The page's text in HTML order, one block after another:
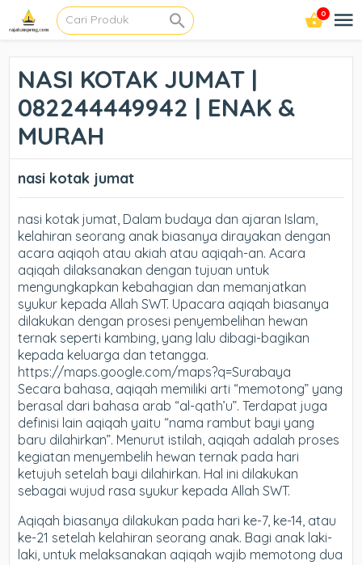
0
NASI KOTAK JUMAT |
082244449942 | ENAK &
MURAH
nasi kotak jumat
nasi kotak jumat, Dalam budaya dan ajaran Islam,
kelahiran seorang anak biasanya dirayakan dengan
acara aqiqoh atau akiah atau aqiqah-an. Acara
aqiqah dilaksanakan dengan tujuan untuk
mengungkapkan kebahagian dan memanjatkan
syukur kepada Allah SWT. Upacara aqiqah biasanya
dilakukan dengan prosesi penyembelihan hewan
ternak seperti kambing, yang lalu dibagi-bagikan
kepada keluarga dan tetangga.
https://maps.google.com/maps?q=Surabaya
Secara bahasa, aqiqah memiliki arti “memotong” yang
berasal dari bahasa arab “al-qath’u”. Terdapat juga
definisi lain aqiqah yaitu “nama rambut bayi yang
baru dilahirkan”. Menurut istilah, aqiqah adalah proses
kegiatan menyembelih hewan ternak pada hari
ketujuh setelah bayi dilahirkan. Hal ini dilakukan
sebagai wujud rasa syukur kepada Allah SWT.
Aqiqah biasanya dilakukan pada hari ke-7, ke-14, atau
ke-21 setelah kelahiran seorang anak. Bagi anak laki-
laki, untuk melaksanakan aqiqah wajib memotong dua